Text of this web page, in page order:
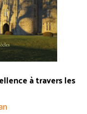
à travers les